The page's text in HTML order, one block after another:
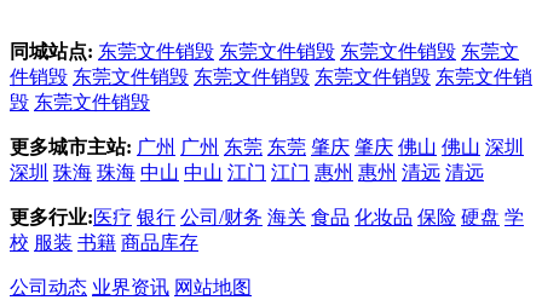
同城站点: 东莞文件销毁 东莞文件销毁 东莞文件销毁 东莞文
件销毁 东莞文件销毁 东莞文件销毁 东莞文件销毁 东莞文件销
毁 东莞文件销毁
更多城市主站: 广州 广州 东莞 东莞 肇庆 肇庆 佛山 佛山 深圳
深圳 珠海 珠海 中山 中山 江门 江门 惠州 惠州 清远 清远
更多行业: 医疗 银行 公司/财务 海关 食品 化妆品 保险 硬盘 学
校 服装 书籍 商品库存
公司动态 业界资讯 网站地图